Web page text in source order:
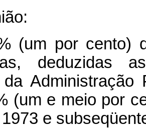
por cento) das
deduzidas
da
(um e meio por
e